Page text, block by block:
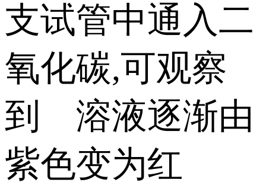
支试管中通入二
氧化碳,可观察
到 溶液逐渐由
紫色变为红